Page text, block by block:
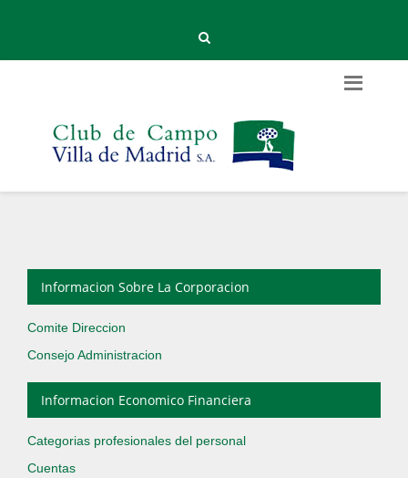
Informacion Sobre La Corporacion
Comite Direccion
Consejo Administracion
Informacion Economico Financiera
Categorias profesionales del personal
Cuentas